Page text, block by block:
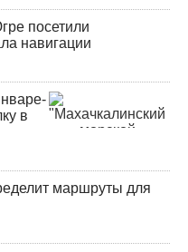
посетили
навигации
в
маршруты для